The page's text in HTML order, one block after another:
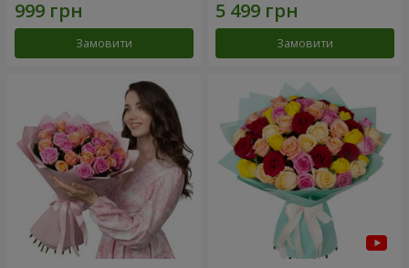
Замовити Замовити